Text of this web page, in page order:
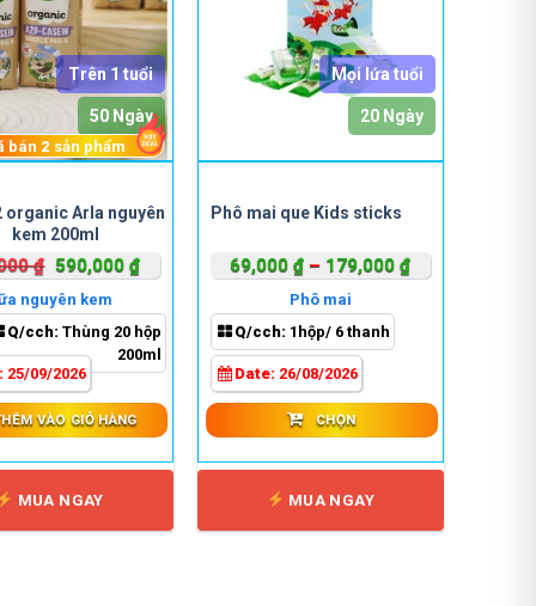
organic Arla nguyên
kem 200ml
₫ Giá
gốc
là:
640,000 ₫.
590,000 ₫Giá
tại
là:
590,000 ₫.
nguyên kem
Q/cch: Thùng 20 hộp
200ml
25/09/2026
Trên 1 tuổi
50 Ngày
bán 2sản phẩm
VÀO GIỎ HÀNG
MUA NGAY
Phô mai que Kids sticks
69,000₫ – 179,000₫Khoảng
Phô mai
Q/cch: 1hộp/ 6 thanh
Date: 26/08/2026
Mọi lứa tuổi
20 Ngày
CHỌN
phẩm
có
nhiều
biến
thể.
Các
tùy
chọn
có
MUA NGAY